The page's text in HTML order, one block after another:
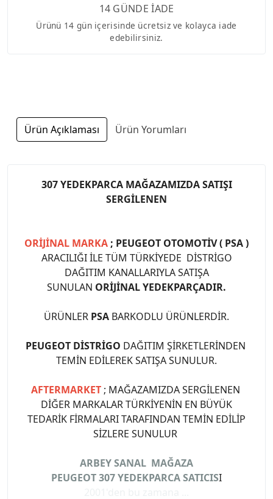
14 GÜNDE İADE
Ürünü 14 gün içerisinde ücretsiz ve kolayca iade
edebilirsiniz.
Ürün Açıklaması Ürün Yorumları
307 YEDEKPARCA MAĞAZAMIZDA SATIŞI
SERGİLENEN
ORİJİNAL MARKA ; PEUGEOT OTOMOTİV ( PSA )
ARACILIĞI İLE TÜM TÜRKİYEDE DİSTRİGO
DAĞITIM KANALLARIYLA SATIŞA
SUNULAN ORİJİNAL YEDEKPARÇADIR.
ÜRÜNLER PSA BARKODLU ÜRÜNLERDİR.
PEUGEOT DİSTRİGO DAĞITIM ŞİRKETLERİNDEN
TEMİN EDİLEREK SATIŞA SUNULUR.
AFTERMARKET ; MAĞAZAMIZDA SERGİLENEN
DİĞER MARKALAR TÜRKİYENİN EN BÜYÜK
TEDARİK FİRMALARI TARAFINDAN TEMİN EDİLİP
SİZLERE SUNULUR
ARBEY SANAL MAĞAZA
PEUGEOT 307 YEDEKPARCA SATICISI